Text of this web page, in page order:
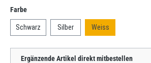
Farbeauswählen
Schwarz Silber Weiss
Ergänzende Artikel direkt mitbestellen